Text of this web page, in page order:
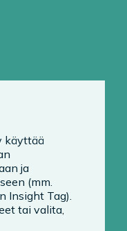
käyttää
ja
(mm.
Insight Tag).
tai valita,